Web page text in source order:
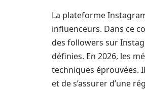
La plateforme
influenceurs. Dans ce
des followers sur
définies. En 2026, les
techniques éprouvées.
et de s’assurer d’une